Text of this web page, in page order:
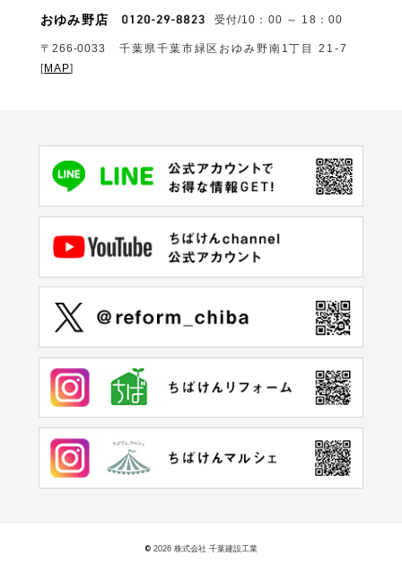
おゆみ野店 受付/10：00 ～ 18：00
〒266-0033
千葉県千葉市緑区おゆみ野南1丁目 21-7
[MAP]
© 2026 株式会社 千葉建設工業